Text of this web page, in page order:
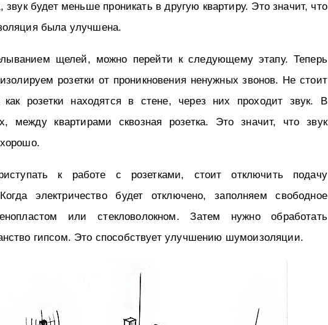
звук будет меньше проникать в другую квартиру. Это значит, что
была улучшена.
щелей, можно перейти к следующему этапу. Теперь
розетки от проникновения ненужных звонов. Не стоит
как розетки находятся в стене, через них проходит звук. В
между квартирами сквозная розетка. Это значит, что звук
к работе с розетками, стоит отключить подачу
электричество будет отключено, заполняем свободное
или стекловолокном. Затем нужно обработать
гипсом. Это способствует улучшению шумоизоляции.